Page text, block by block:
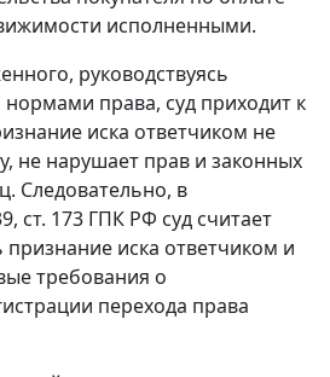
исполненными.
руководствуясь
права, суд приходит к
иска ответчиком не
не нарушает прав и законных
Следовательно, в
, ст. 173 ГПК РФ суд считает
иска ответчиком и
требования о
перехода права